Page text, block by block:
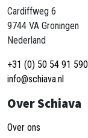
Cardiffweg 6
9744 VA Groningen
Nederland
+31 (0) 50 54 91 590
info@schiava.nl
Over Schiava
Over ons